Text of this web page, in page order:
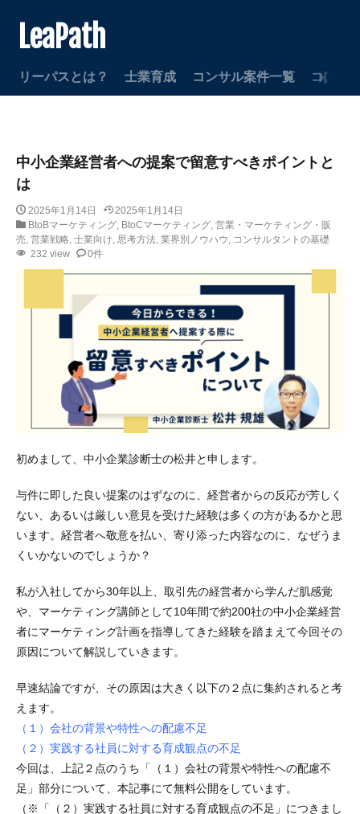
LeaPath
リーパスとは？ 士業育成 コンサル案件一覧 コンサ
中小企業経営者への提案で留意すべきポイントと
は
2025年1月14日
2025年1月14日
BtoBマーケティング, BtoCマーケティング, 営業・マーケティング・販
売, 営業戦略, 士業向け, 思考方法, 業界別ノウハウ, コンサルタントの基礎
232 view
0件
初めまして、中小企業診断士の松井と申します。
与件に即した良い提案のはずなのに、経営者からの反応が芳しく
ない、あるいは厳しい意見を受けた経験は多くの方があるかと思
います。経営者へ敬意を払い、寄り添った内容なのに、なぜうま
くいかないのでしょうか？
私が入社してから30年以上、取引先の経営者から学んだ肌感覚
や、マーケティング講師として10年間で約200社の中小企業経営
者にマーケティング計画を指導してきた経験を踏まえて今回その
原因について解説していきます。
早速結論ですが、その原因は大きく以下の２点に集約されると考
えます。
（１）会社の背景や特性への配慮不足
（２）実践する社員に対する育成観点の不足
今回は、上記２点のうち「（１）会社の背景や特性への配慮不
足」部分について、本記事にて無料公開をしています。
（※「（２）実践する社員に対する育成観点の不足」につきまし